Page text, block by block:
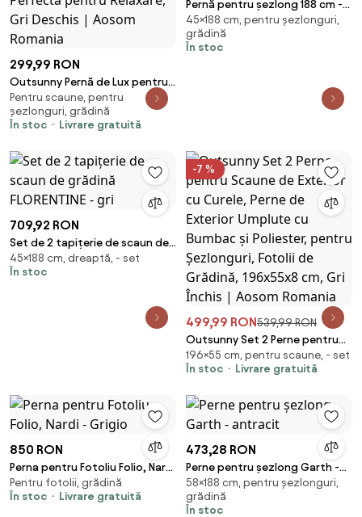
299,99 RON
Outsunny Pernă de Lux pentru
Șezlong Exterior cu Tetieră și
Legături, Perfectă pentru
Relaxare, Gri Deschis | Aosom
Pentru scaune, pentru
șezlonguri, grădină
În stoc
Livrare gratuită
Pernă pentru șezlong 188 cm -
verde închis
45×188 cm, pentru șezlonguri,
grădină
În stoc
709,92 RON
Set de 2 tapițerie de scaun de
grădină FLORENTINE - gri
45×188 cm, dreaptă, - set
În stoc
-7 %
499,99 RON539,99 RON
Outsunny Set 2 Perne pentru
Scaune de Exterior cu Curele,
Perne de Exterior Umplute cu
Șezlonguri, Fotolii de Grădină,
196x55x8 cm, Gri Închis | Aosom
196×55 cm, pentru scaune, - set
În stoc
Livrare gratuită
850 RON
Perna pentru Fotoliu Folio, Nardi
- Grigio
Pentru fotolii, grădină
În stoc
Livrare gratuită
473,28 RON
Perne pentru șezlong Garth -
antracit
58×188 cm, pentru șezlonguri,
grădină
În stoc